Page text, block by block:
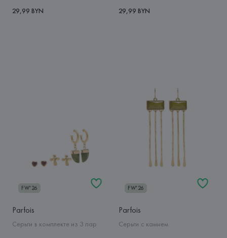
29,99 BYN 29,99 BYN
FW'26
Parfois
Серьги в комплекте из 3 пар
FW'26
Parfois
Серьги с камнем